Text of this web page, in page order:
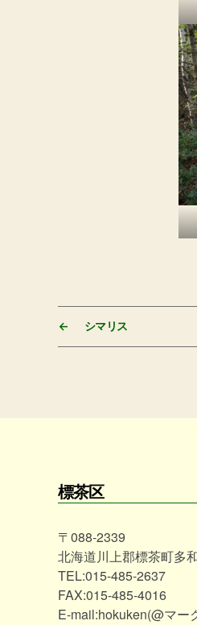
← シマリス
標茶区
〒088-2339
北海道川上郡標茶町多
TEL:015-485-2637
FAX:015-485-4016
E-mail:hokuken(@マー